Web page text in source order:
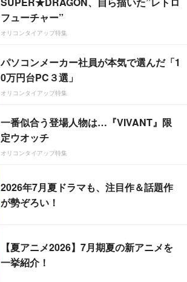
フューチャー”
オリコンタイアップ特集
パソコンメーカー社員が本気で選んだ「1
0万円台PC３選」
オリコンタイアップ特集
一番似合う登場人物は…『VIVANT』限
定ウオッチ
オリコンタイアップ特集
2026年7月夏ドラマも、注目作＆話題作
が勢ぞろい！
【夏アニメ2026】7月期夏の新アニメを
一挙紹介！